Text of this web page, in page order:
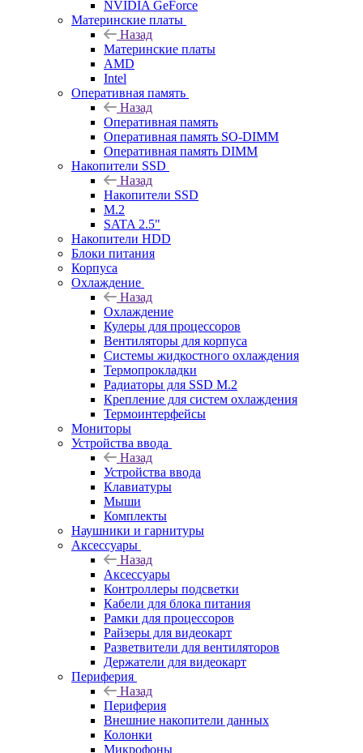
NVIDIA GeForce
Материнские платы
Назад
Материнские платы
AMD
Intel
Оперативная память
Назад
Оперативная память
Оперативная память SO-DIMM
Оперативная память DIMM
Накопители SSD
Назад
Накопители SSD
M.2
SATA 2.5"
Накопители HDD
Блоки питания
Корпуса
Охлаждение
Назад
Охлаждение
Кулеры для процессоров
Вентиляторы для корпуса
Системы жидкостного охлаждения
Термопрокладки
Радиаторы для SSD M.2
Крепление для систем охлаждения
Термоинтерфейсы
Мониторы
Устройства ввода
Назад
Устройства ввода
Клавиатуры
Мыши
Комплекты
Наушники и гарнитуры
Аксессуары
Назад
Аксессуары
Контроллеры подсветки
Кабели для блока питания
Рамки для процессоров
Райзеры для видеокарт
Разветвители для вентиляторов
Держатели для видеокарт
Периферия
Назад
Периферия
Внешние накопители данных
Колонки
Микрофоны